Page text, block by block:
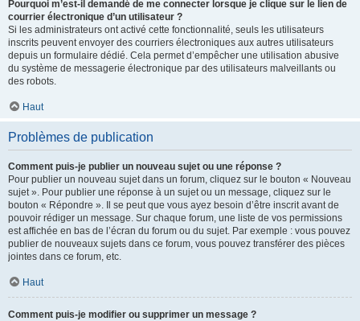
Pourquoi m’est-il demandé de me connecter lorsque je clique sur le lien de
courrier électronique d’un utilisateur ?
Si les administrateurs ont activé cette fonctionnalité, seuls les utilisateurs
inscrits peuvent envoyer des courriers électroniques aux autres utilisateurs
depuis un formulaire dédié. Cela permet d’empêcher une utilisation abusive
du système de messagerie électronique par des utilisateurs malveillants ou
des robots.
Haut
Problèmes de publication
Comment puis-je publier un nouveau sujet ou une réponse ?
Pour publier un nouveau sujet dans un forum, cliquez sur le bouton « Nouveau
sujet ». Pour publier une réponse à un sujet ou un message, cliquez sur le
bouton « Répondre ». Il se peut que vous ayez besoin d’être inscrit avant de
pouvoir rédiger un message. Sur chaque forum, une liste de vos permissions
est affichée en bas de l’écran du forum ou du sujet. Par exemple : vous pouvez
publier de nouveaux sujets dans ce forum, vous pouvez transférer des pièces
jointes dans ce forum, etc.
Haut
Comment puis-je modifier ou supprimer un message ?